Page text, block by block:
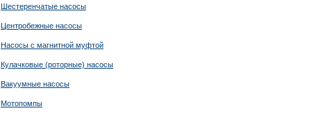
Шестеренчатые насосы
Центробежные насосы
Насосы с магнитной муфтой
Кулачковые (роторные) насосы
Вакуумные насосы
Мотопомпы